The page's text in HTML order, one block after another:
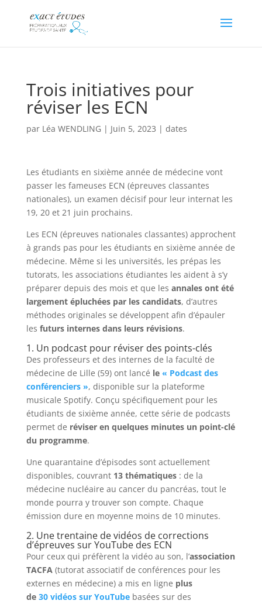
Trois initiatives pour
réviser les ECN
par Léa WENDLING | Juin 5, 2023 | dates
Les étudiants en sixième année de médecine vont
passer les fameuses ECN (épreuves classantes
nationales), un examen décisif pour leur internat les
19, 20 et 21 juin prochains.
Les ECN (épreuves nationales classantes) approchent
à grands pas pour les étudiants en sixième année de
médecine. Même si les universités, les prépas les
tutorats, les associations étudiantes les aident à s’y
préparer depuis des mois et que les annales ont été
largement épluchées par les candidats, d’autres
méthodes originales se développent afin d’épauler
les futurs internes dans leurs révisions.
1. Un podcast pour réviser des points-clés
Des professeurs et des internes de la faculté de
médecine de Lille (59) ont lancé le « Podcast des
conférenciers », disponible sur la plateforme
musicale Spotify. Conçu spécifiquement pour les
étudiants de sixième année, cette série de podcasts
permet de réviser en quelques minutes un point-clé
du programme.
Une quarantaine d’épisodes sont actuellement
disponibles, couvrant 13 thématiques: de la
médecine nucléaire au cancer du pancréas, tout le
monde pourra y trouver son compte. Chaque
émission dure en moyenne moins de 10 minutes.
2. Une trentaine de vidéos de corrections
d’épreuves sur YouTube des ECN
Pour ceux qui préfèrent la vidéo au son, l’association
TACFA(tutorat associatif de conférences pour les
externes en médecine) a mis en ligne plus
de 30 vidéos sur YouTubebasées sur des